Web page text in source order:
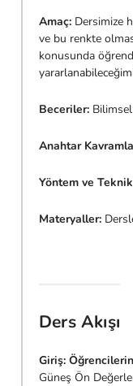
Amaç: Dersimize
ve bu renkte
konusunda
Beceriler:
Anahtar
Yöntem ve
Materyaller:
Ders Akışı
Giriş:
Güneş Ön